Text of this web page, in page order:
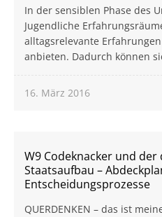
In der sensiblen Phase des
Jugendliche
alltagsrelevante
anbieten. Dadurch können
16. März 2016
W9 Codeknacker und
Staatsaufbau –
Entscheidungsprozesse
QUERDENKEN – das ist